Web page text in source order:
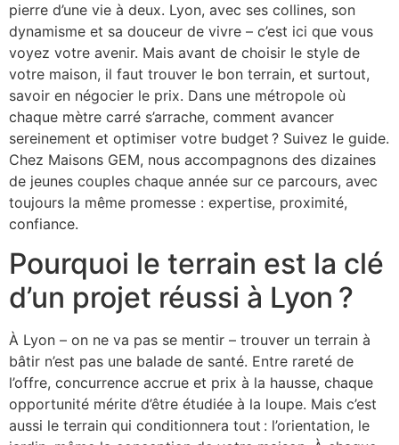
pierre d’une vie à deux. Lyon, avec ses collines, son
dynamisme et sa douceur de vivre – c’est ici que vous
voyez votre avenir. Mais avant de choisir le style de
votre maison, il faut trouver le bon terrain, et surtout,
savoir en négocier le prix. Dans une métropole où
chaque mètre carré s’arrache, comment avancer
sereinement et optimiser votre budget ? Suivez le guide.
Chez Maisons GEM, nous accompagnons des dizaines
de jeunes couples chaque année sur ce parcours, avec
toujours la même promesse : expertise, proximité,
confiance.
Pourquoi le terrain est la clé
d’un projet réussi à Lyon ?
À Lyon – on ne va pas se mentir – trouver un terrain à
bâtir n’est pas une balade de santé. Entre rareté de
l’offre, concurrence accrue et prix à la hausse, chaque
opportunité mérite d’être étudiée à la loupe. Mais c’est
aussi le terrain qui conditionnera tout : l’orientation, le